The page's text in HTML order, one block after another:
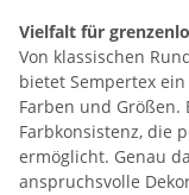
Vielfalt für
Von klassischen
bietet Sempertex
Farben und Größen.
Farbkonsistenz, die
ermöglicht. Genau
anspruchsvolle